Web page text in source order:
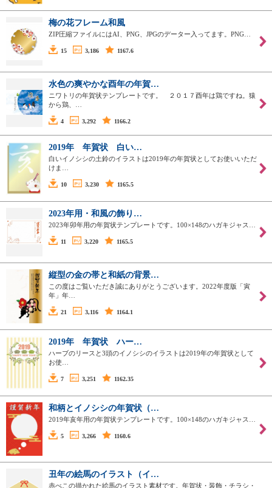
梅の花フレーム和風
ZIP圧縮ファイルにはAI、PNG、JPGのデーター入ってます。PNG…
15 3,186 1167.6
水色の爽やかな酉年の年賀…
ニワトリの年賀状テンプレートです。 ２０１７酉年は鶏ですね。猿
から鶏、…
4 3,292 1166.2
2019年 年賀状 白い…
白いイノシシの土鈴のイラストは2019年の年賀状としてお使いいただ
けま…
10 3,230 1165.5
2023年用・和風の飾り…
2023年卯年用の年賀状テンプレートです。100×148のハガキジャス…
11 3,220 1165.5
縦型の金の帯と和紙の背景…
この度はご覧いただき誠にありがとうございます。2022年度版「寅
年」年…
21 3,116 1164.1
2019年 年賀状 ハー…
ハーブのリースと3頭のイノシシのイラストは2019年の年賀状として
お使…
7 3,251 1162.35
和柄とイノシシの年賀状（…
2019年亥年用の年賀状テンプレートです。100×148のハガキジャス…
5 3,266 1160.6
丑年の絵馬のイラスト（イ…
赤べこの描かれた絵馬のイラスト素材です。年賀状・装飾・チラシ・